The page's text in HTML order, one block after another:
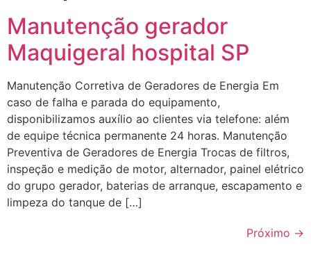
Manutenção gerador
Maquigeral hospital SP
Manutenção Corretiva de Geradores de Energia Em
caso de falha e parada do equipamento,
disponibilizamos auxílio ao clientes via telefone: além
de equipe técnica permanente 24 horas. Manutenção
Preventiva de Geradores de Energia Trocas de filtros,
inspeção e medição de motor, alternador, painel elétrico
do grupo gerador, baterias de arranque, escapamento e
limpeza do tanque de […]
Próximo →